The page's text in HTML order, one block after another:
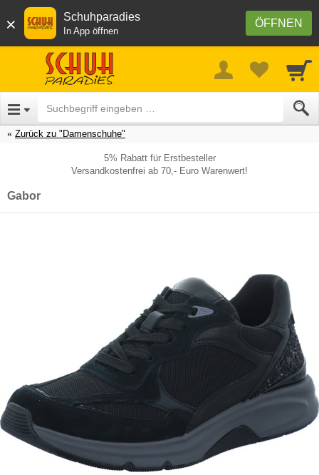
× ÖFFNEN
Schuhparadies
In App öffnen
Zurück zu "Damenschuhe"
5% Rabatt für Erstbesteller
Versandkostenfrei ab 70,- Euro Warenwert!
Gabor